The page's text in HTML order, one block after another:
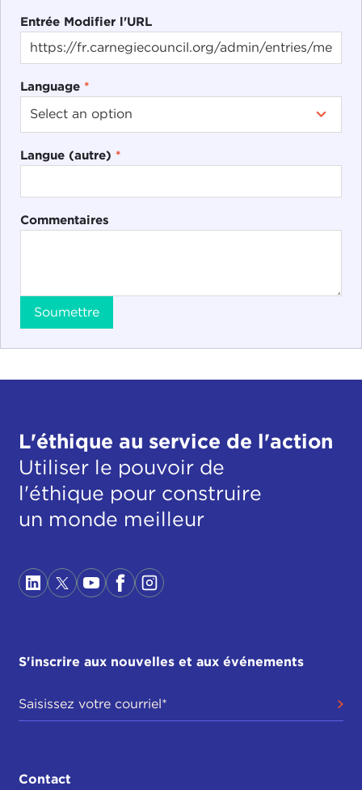
Entrée Modifier l'URL
Language *
Langue (autre) *
Commentaires
Soumettre
L'éthique au service de l'action
Utiliser le pouvoir de
l'éthique pour construire
un monde meilleur
S'inscrire aux nouvelles et aux événements
Contact